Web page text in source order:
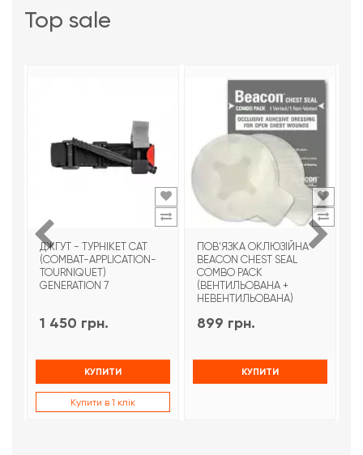
top sale
ДЖГУТ - ТУРНІКЕТ CAT
(COMBAT-APPLICATION-
TOURNIQUET)
GENERATION 7
1 450 грн.
КУПИТИ
Купити в 1 клік
ПОВ'ЯЗКА ОКЛЮЗІЙНА
BEACON CHEST SEAL
COMBO PACK
(ВЕНТИЛЬОВАНА +
НЕВЕНТИЛЬОВАНА)
899 грн.
КУПИТИ